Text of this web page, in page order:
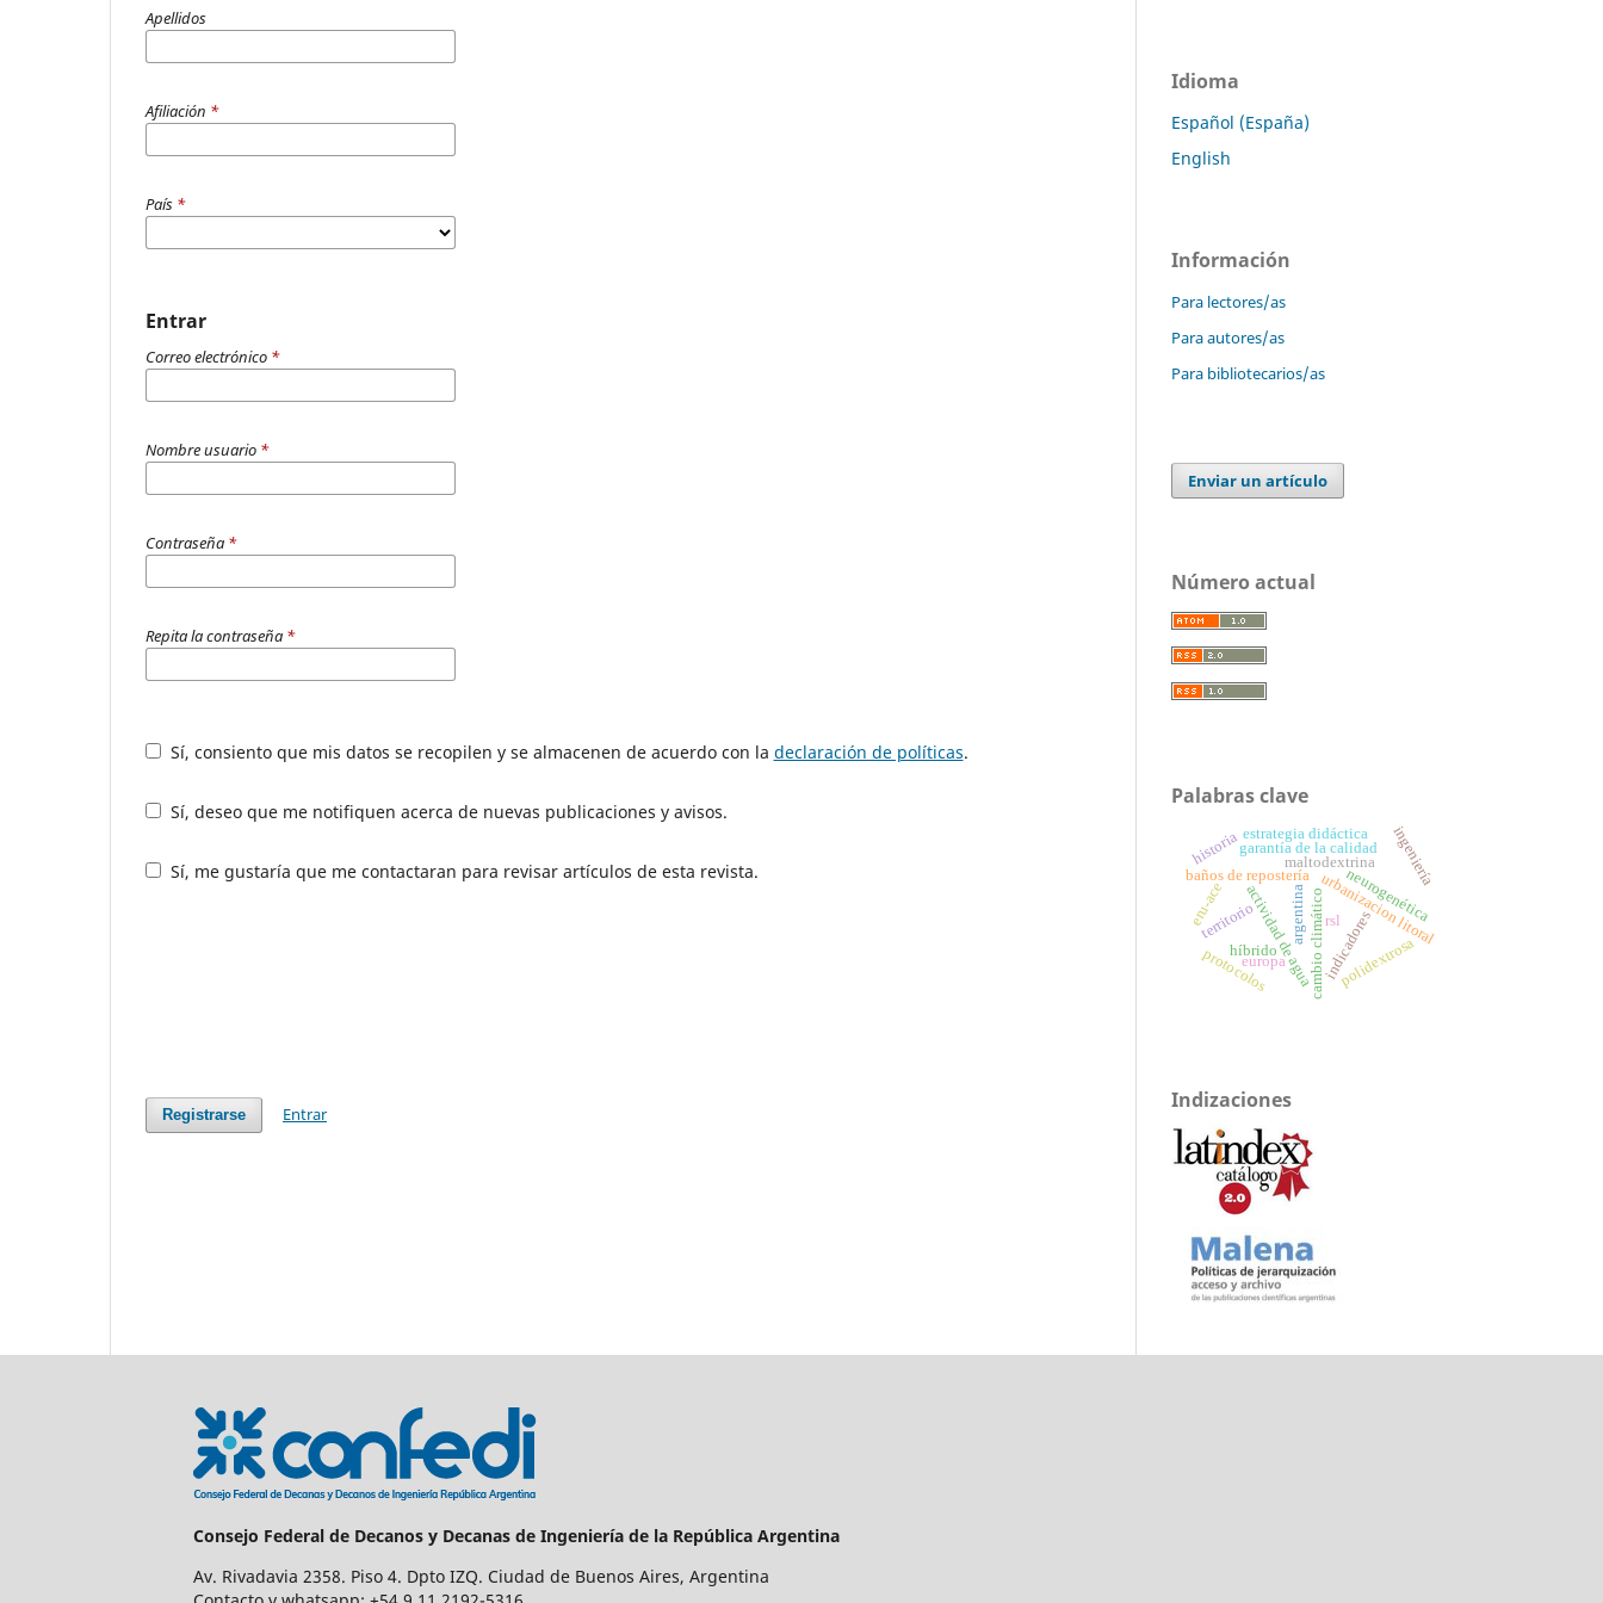
Apellidos
Afiliación *
País *
Entrar
Correo electrónico *
Nombre usuario *
Contraseña *
Repita la contraseña *
Sí, consiento que mis datos se recopilen y se almacenen de acuerdo con la declaración de políticas.
Sí, deseo que me notifiquen acerca de nuevas publicaciones y avisos.
Sí, me gustaría que me contactaran para revisar artículos de esta revista.
Registrarse Entrar
Idioma
Español (España)
English
Información
Para lectores/as
Para autores/as
Para bibliotecarios/as
Enviar un artículo
Número actual
Palabras clave
indicadores
cambio climáticourbanizacion litoral
baños de repostería
actividad de agua
maltodextrina
polidextrosa
territorio
eru-ace
garantía de la calidad
europa
argentina
estrategia didáctica
neurogenética
protocolos
híbrido
rsl
ingeniería
historia
Indizaciones
Consejo Federal de Decanos y Decanas de Ingeniería de la República Argentina
Av. Rivadavia 2358. Piso 4. Dpto IZQ. Ciudad de Buenos Aires, Argentina